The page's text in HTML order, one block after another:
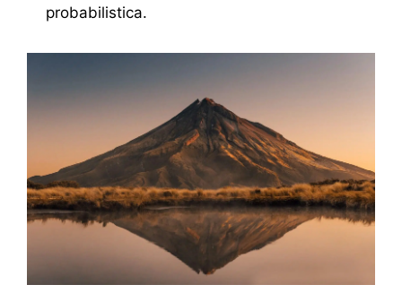
probabilistica.